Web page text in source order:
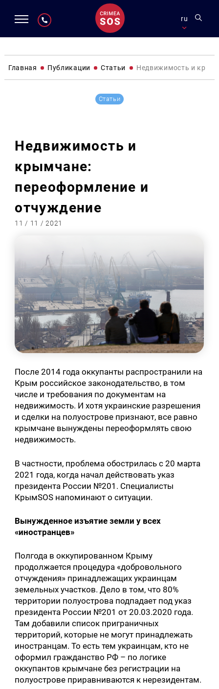
ru
Главная Публикации Статьи Недвижимость и
Статьи
Недвижимость и
крымчане:
переоформление и
отчуждение
11 / 11 / 2021
После 2014 года оккупанты распространили на
Крым российское законодательство, в том
числе и требования по документам на
недвижимость. И хотя украинские разрешения
и сделки на полуострове признают, все равно
крымчане вынуждены переоформлять свою
недвижимость.
В частности, проблема обострилась с 20 марта
2021 года, когда начал действовать указ
президента России №201. Специалисты
КрымSOS напоминают о ситуации.
Вынужденное изъятие земли у всех
«иностранцев»
Полгода в оккупированном Крыму
продолжается процедура «добровольного
отчуждения» принадлежащих украинцам
земельных участков. Дело в том, что 80%
территории полуострова подпадает под указ
президента России №201 от 20.03.2020 года.
Там добавили список приграничных
территорий, которые не могут принадлежать
иностранцам. То есть тем украинцам, кто не
оформил гражданство РФ – по логике
оккупантов крымчане без регистрации на
полуострове приравниваются к нерезидентам.